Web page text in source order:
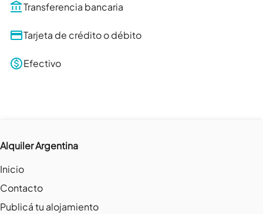
Transferencia bancaria
Tarjeta de crédito o débito
Efectivo
Alquiler Argentina
Inicio
Contacto
Publicá tu alojamiento